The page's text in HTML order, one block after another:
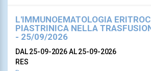
L'IMMUNOEMATOLOGIA
PIASTRINICA NELLA
- 25/09/2026
DAL 25-09-2026AL 25-09-2026
RES